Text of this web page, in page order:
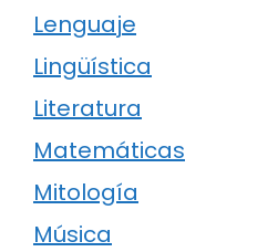
Lenguaje
Lingüística
Literatura
Matemáticas
Mitología
Música